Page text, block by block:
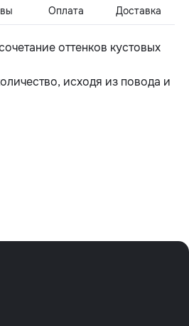
Оплата Доставка
оттенков кустовых
исходя из повода и